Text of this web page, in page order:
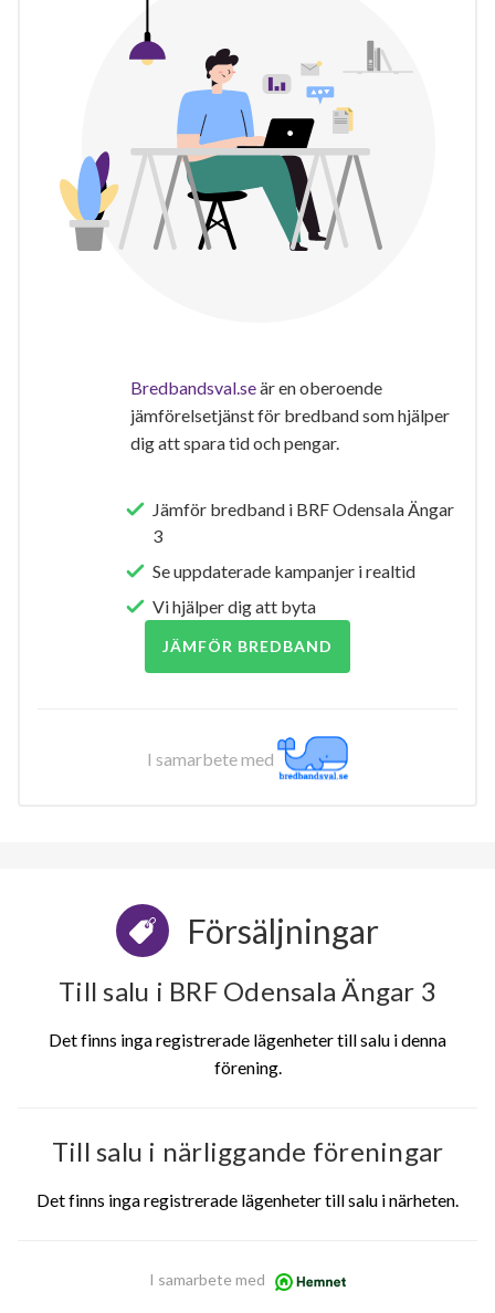
Bredbandsval.seär en oberoende
jämförelsetjänst för bredband som hjälper
dig att spara tid och pengar.
Jämför bredband i BRF Odensala Ängar
3
Se uppdaterade kampanjer i realtid
Vi hjälper dig att byta
JÄMFÖR BREDBAND
I samarbete med
Försäljningar
Till salu i BRF Odensala Ängar 3
Det finns inga registrerade lägenheter till salu i denna
förening.
Till salu i närliggande föreningar
Det finns inga registrerade lägenheter till salu i närheten.
I samarbete med